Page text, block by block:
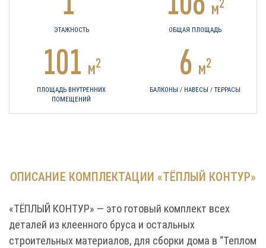
ЭТАЖНОСТЬ
м
ОБЩАЯ ПЛОЩАДЬ
101 м2
ПЛОЩАДЬ ВНУТРЕННИХ
ПОМЕЩЕНИЙ
6 м2
БАЛКОНЫ / НАВЕСЫ / ТЕРРАСЫ
ОПИСАНИЕ КОМПЛЕКТАЦИИ «ТЁПЛЫЙ КОНТУР»
«ТЁПЛЫЙ КОНТУР» — это готовый комплект всех
деталей из клеенного бруса и остальных
строительных материалов, для сборки дома в “Теплом